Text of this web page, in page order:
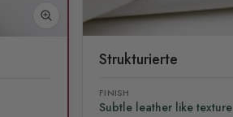
Strukturierte
FINISH
Subtle leather like texture